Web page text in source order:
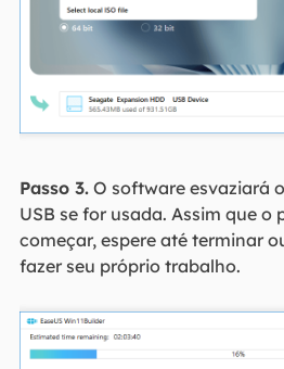
Passo 3.O software esvaziará
USB se for usada. Assim que o
começar, espere até terminar
fazer seu próprio trabalho.